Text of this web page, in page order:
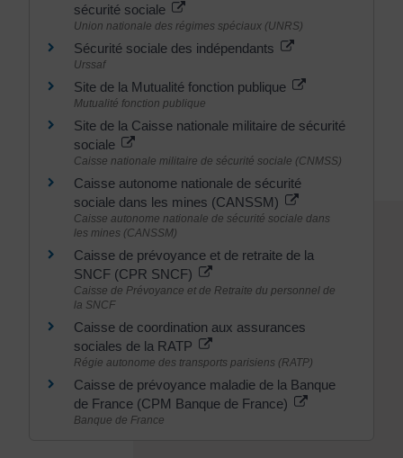
sécurité sociale
Union nationale des régimes spéciaux (UNRS)
Sécurité sociale des indépendants
Urssaf
Site de la Mutualité fonction publique
Mutualité fonction publique
Site de la Caisse nationale militaire de sécurité
sociale
Caisse nationale militaire de sécurité sociale (CNMSS)
Caisse autonome nationale de sécurité
sociale dans les mines (CANSSM)
Caisse autonome nationale de sécurité sociale dans
les mines (CANSSM)
Caisse de prévoyance et de retraite de la
SNCF (CPR SNCF)
Caisse de Prévoyance et de Retraite du personnel de
la SNCF
Caisse de coordination aux assurances
sociales de la RATP
Régie autonome des transports parisiens (RATP)
Caisse de prévoyance maladie de la Banque
de France (CPM Banque de France)
Banque de France